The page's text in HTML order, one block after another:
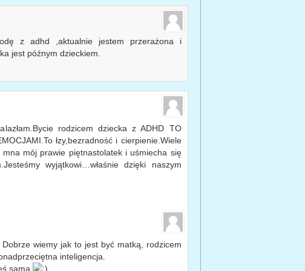
z adhd ,aktualnie jestem przerażona i
jest późnym dzieckiem.
rodzicem dziecka z ADHD TO
łzy,bezradność i cierpienie.Wiele
mój prawie piętnastolatek i uśmiecha się
wyjątkowi…właśnie dzięki naszym
wiemy jak to jest być matką, rodzicem
inteligencja.
sama